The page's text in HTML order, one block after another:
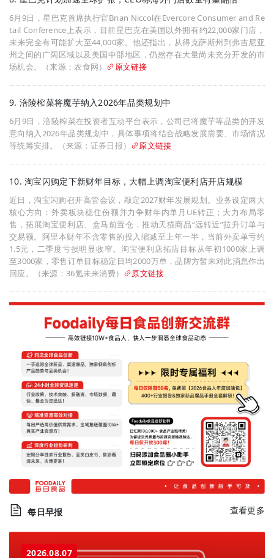
6月9日，星巴克首席执行官Brian Niccol在Evercore Consumer and Re
tail Conference上表示，目前星巴克在美国以外拥有约22,000家门店，
未来完全有可能扩大至44,000家。他还指出，从得克萨斯州到弗吉尼亚
州之间的广阔区域以及美国中部地区，仍然存在大量尚未充分开发的市
场机会。（来源：农食网）
原文链接
9. 涪陵榨菜将魔芋纳入2026年品类规划中
6月9日，涪陵榨菜在投资者互动平台表示，公司已将魔芋等品类的开发
意向纳入2026年品类规划中，具体事项将结合战略发展需要、市场情况
等统筹安排。（来源：证券日报）
原文链接
10. 淘宝闪购定下新财年目标，大幅上调淘宝便利店开店规模
近日，淘宝闪购召开高管会议，敲定2027财年发展规划。业务设定两大
核心方向：外卖板块稳住份额并力争财年内单月UE转正；大力布局零
售，拓展淘宝便利店、盒马前置仓，推动天猫商品“远转近”拉升订单与
交易额。阿里本财年不含零售的投入缩减至上年一半，当前外卖单亏约
1.5元，二季度亏损明显收窄。淘宝便利店拓店目标从年初1000家上调
至3000家，零售订单目标稳定日均2000万单，品牌方暂未对此消息作出
回应。（来源：36氪未来消费）
原文链接
每日早报 查看更多
2026.08.07